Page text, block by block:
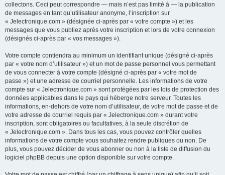
collectons. Ceci peut correspondre — mais n’est pas limité à — la publication
de messages en tant qu’utilisateur anonyme, l’inscription sur
« Jelectronique.com » (désignée ci-après par « votre compte ») et les
messages que vous publiez après votre inscription et lors de votre connexion
(désignés ci-après par « vos messages »).
Votre compte contiendra au minimum un identifiant unique (désigné ci-après
par « votre nom d’utilisateur ») et un mot de passe personnel vous permettant
de vous connecter à votre compte (désigné ci-après par « votre mot de
passe ») et une adresse de courriel personnelle. Les informations de votre
compte sur « Jelectronique.com » sont protégées par les lois de protection des
données applicables dans le pays qui héberge notre serveur. Toutes les
informations, en-dehors de votre nom d’utilisateur, de votre mot de passe et de
votre adresse de courriel requis par « Jelectronique.com » durant votre
inscription, sont obligatoires ou facultatives, à la seule discrétion de
« Jelectronique.com ». Dans tous les cas, vous pouvez contrôler quelles
informations de votre compte vous souhaitez rendre publiques ou non. De
plus, vous pouvez décider de vous abonner ou non à la liste de diffusion du
logiciel phpBB depuis une option disponible sur votre compte.